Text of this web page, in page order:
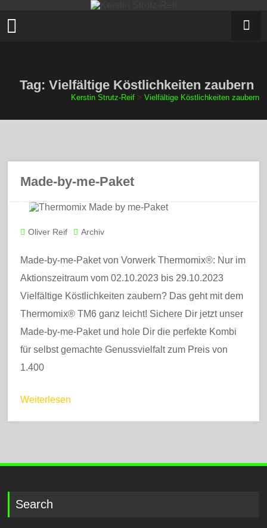
Tag: Vielfältige Köstlichkeiten zaubern
Kerstin Strutz-Reif> Vielfältige Köstlichkeiten zaubern
Made-by-me-Paket
Oliver Reif Archiv
Made-by-me-Paket von Vorwerk Thermomix®: Nur im
Aktionszeitraum vom 02.10.2023 bis 29.10.2023
Vielfältige Köstlichkeiten zaubern? Das geht mit dem
Thermomix® TM6 ganz leicht! Sichere Dir jetzt unser
Made-by-me-Paket und hole Dir die perfekte Kombi
für selbst gemachte Genussvielfalt zum Preis von
1.400
Weiterlesen
Search